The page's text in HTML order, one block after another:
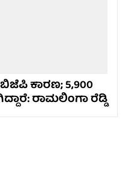
ಕಾರಣ; 5,900
ರಾಮಲಿಂಗಾ ರೆಡ್ಡಿ